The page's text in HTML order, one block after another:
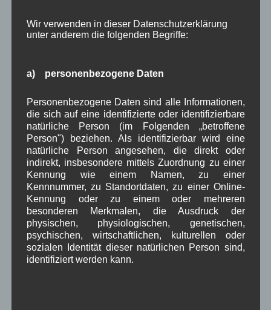
Januar 2025(8)
Dezember 2024(7)
September 2024(8)
Juli 2024
Juni 2024(4)
Mai 2024 (4)
April 2024(5)
März 2024(4)
Februar 2024(4)
Januar 2024
Dezember 2023(8)
November 2023 (5)
Oktober 2023(8)
September 2023
August 2023(4)
Juli 2023(8)
Juni 2023(7)
Wir verwenden in dieser Datenschutzerklärung
unter anderem die folgenden Begriffe:
a) personenbezogene Daten
Personenbezogene Daten sind alle Informationen,
die sich auf eine identifizierte oder identifizierbare
natürliche Person (im Folgenden „betroffene
Person") beziehen. Als identifizierbar wird eine
natürliche Person angesehen, die direkt oder
indirekt, insbesondere mittels Zuordnung zu einer
Kennung wie einem Namen, zu einer
Kennnummer, zu Standortdaten, zu einer Online-
Kennung oder zu einem oder mehreren
besonderen Merkmalen, die Ausdruck der
physischen, physiologischen, genetischen,
psychischen, wirtschaftlichen, kulturellen oder
sozialen Identität dieser natürlichen Person sind,
identifiziert werden kann.